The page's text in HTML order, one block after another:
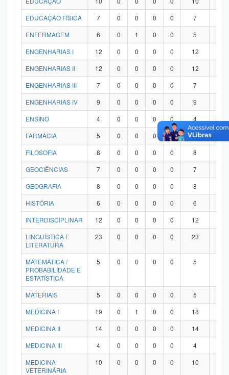
EDUCAÇÃO FÍSICA
7 0 0 0 0 7
ENFERMAGEM
6 0 1 0 0 5
ENGENHARIAS I
12 0 0 0 0 12
ENGENHARIAS II
12 0 0 0 0 12
ENGENHARIAS III
7 0 0 0 0 7
ENGENHARIAS IV
9 0 0 0 0 9
ENSINO
4 0 0 0 0 4
FARMÁCIA
5 0 0 0 0 5
FILOSOFIA
8 0 0 0 0 8
GEOCIÊNCIAS
7 0 0 0 0 7
GEOGRAFIA
8 0 0 0 0 8
HISTÓRIA
6 0 0 0 0 6
INTERDISCIPLINAR
12 0 0 0 0 12
LINGUÍSTICA E
LITERATURA
23 0 0 0 0 23
MATEMÁTICA /
PROBABILIDADE E
ESTATÍSTICA
5 0 0 0 0 5
MATERIAIS 5 0 0 0 0 5
MEDICINA I
19 0 1 0 0 18
MEDICINA II
14 0 0 0 0 14
MEDICINA III
4 0 0 0 0 4
MEDICINA
VETERINÁRIA
10 0 0 0 0 10